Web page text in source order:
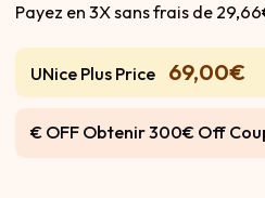
Payez en 3X sans frais de
UNice Plus Price 69,00€
€ OFF Obtenir 300€ Off